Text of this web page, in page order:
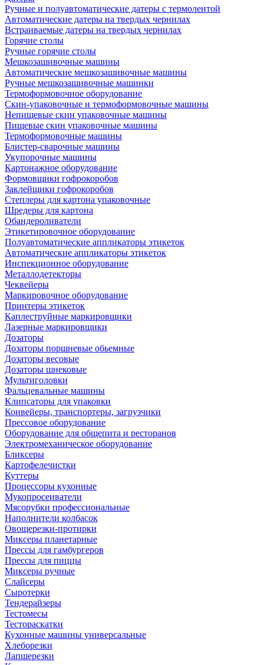
Ручные и полуавтоматические датеры с термолентой
Автоматические датеры на твердых чернилах
Встраиваемые датеры на твердых чернилах
Горячие столы
Ручные горячие столы
Мешкозашивочные машины
Автоматические мешкозашивочные машины
Ручные мешкозашивочные машинки
Термоформовочное оборудование
Скин-упаковочные и термоформовочные машины
Непищевые скин упаковочные машины
Пищевые скин упаковочные машины
Термоформовочные машины
Блистер-сварочные машины
Укупорочные машины
Картонажное оборудование
Формовщики гофрокоробов
Заклейщики гофрокоробов
Степлеры для картона упаковочные
Шредеры для картона
Обандероливатели
Этикетировочное оборудование
Полуавтоматические аппликаторы этикеток
Автоматические аппликаторы этикеток
Инспекционное оборудование
Металлодетекторы
Чеквейеры
Маркировочное оборудование
Принтеры этикеток
Каплеструйные маркировщики
Лазерные маркировщики
Дозаторы
Дозаторы поршневые обьемные
Дозаторы весовые
Дозаторы шнековые
Мультиголовки
Фальцевальные машины
Клипсаторы для упаковки
Конвейеры, транспортеры, загрузчики
Прессовое оборудование
Оборудование для общепита и ресторанов
Электромеханическое оборудование
Бликсеры
Картофелечистки
Куттеры
Процессоры кухонные
Мукопросеиватели
Мясорубки профессиональные
Наполнители колбасок
Овощерезки-протирки
Миксеры планетарные
Прессы для гамбургеров
Прессы для пиццы
Миксеры ручные
Слайсеры
Сыротерки
Тендерайзеры
Тестомесы
Тестораскатки
Кухонные машины универсальные
Хлеборезки
Лапшерезки